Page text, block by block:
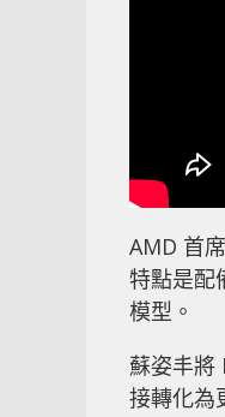
AMD 首
特點是配
模型。
蘇姿丰將
接轉化為